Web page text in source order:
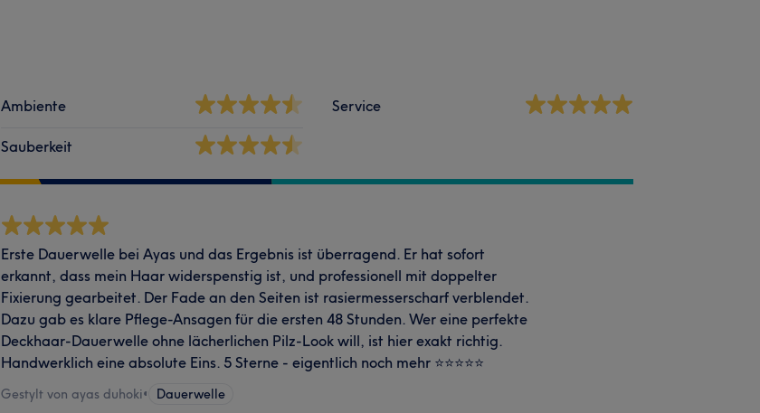
Ambiente
Sauberkeit
Service
Erste Dauerwelle bei Ayas und das Ergebnis ist überragend. Er hat sofort
erkannt, dass mein Haar widerspenstig ist, und professionell mit doppelter
Fixierung gearbeitet. Der Fade an den Seiten ist rasiermesserscharf verblendet.
Dazu gab es klare Pflege-Ansagen für die ersten 48 Stunden. Wer eine perfekte
Deckhaar-Dauerwelle ohne lächerlichen Pilz-Look will, ist hier exakt richtig.
Handwerklich eine absolute Eins. 5 Sterne - eigentlich noch mehr ⭐️⭐️⭐️⭐️⭐️
Gestylt von ayas duhoki• Dauerwelle